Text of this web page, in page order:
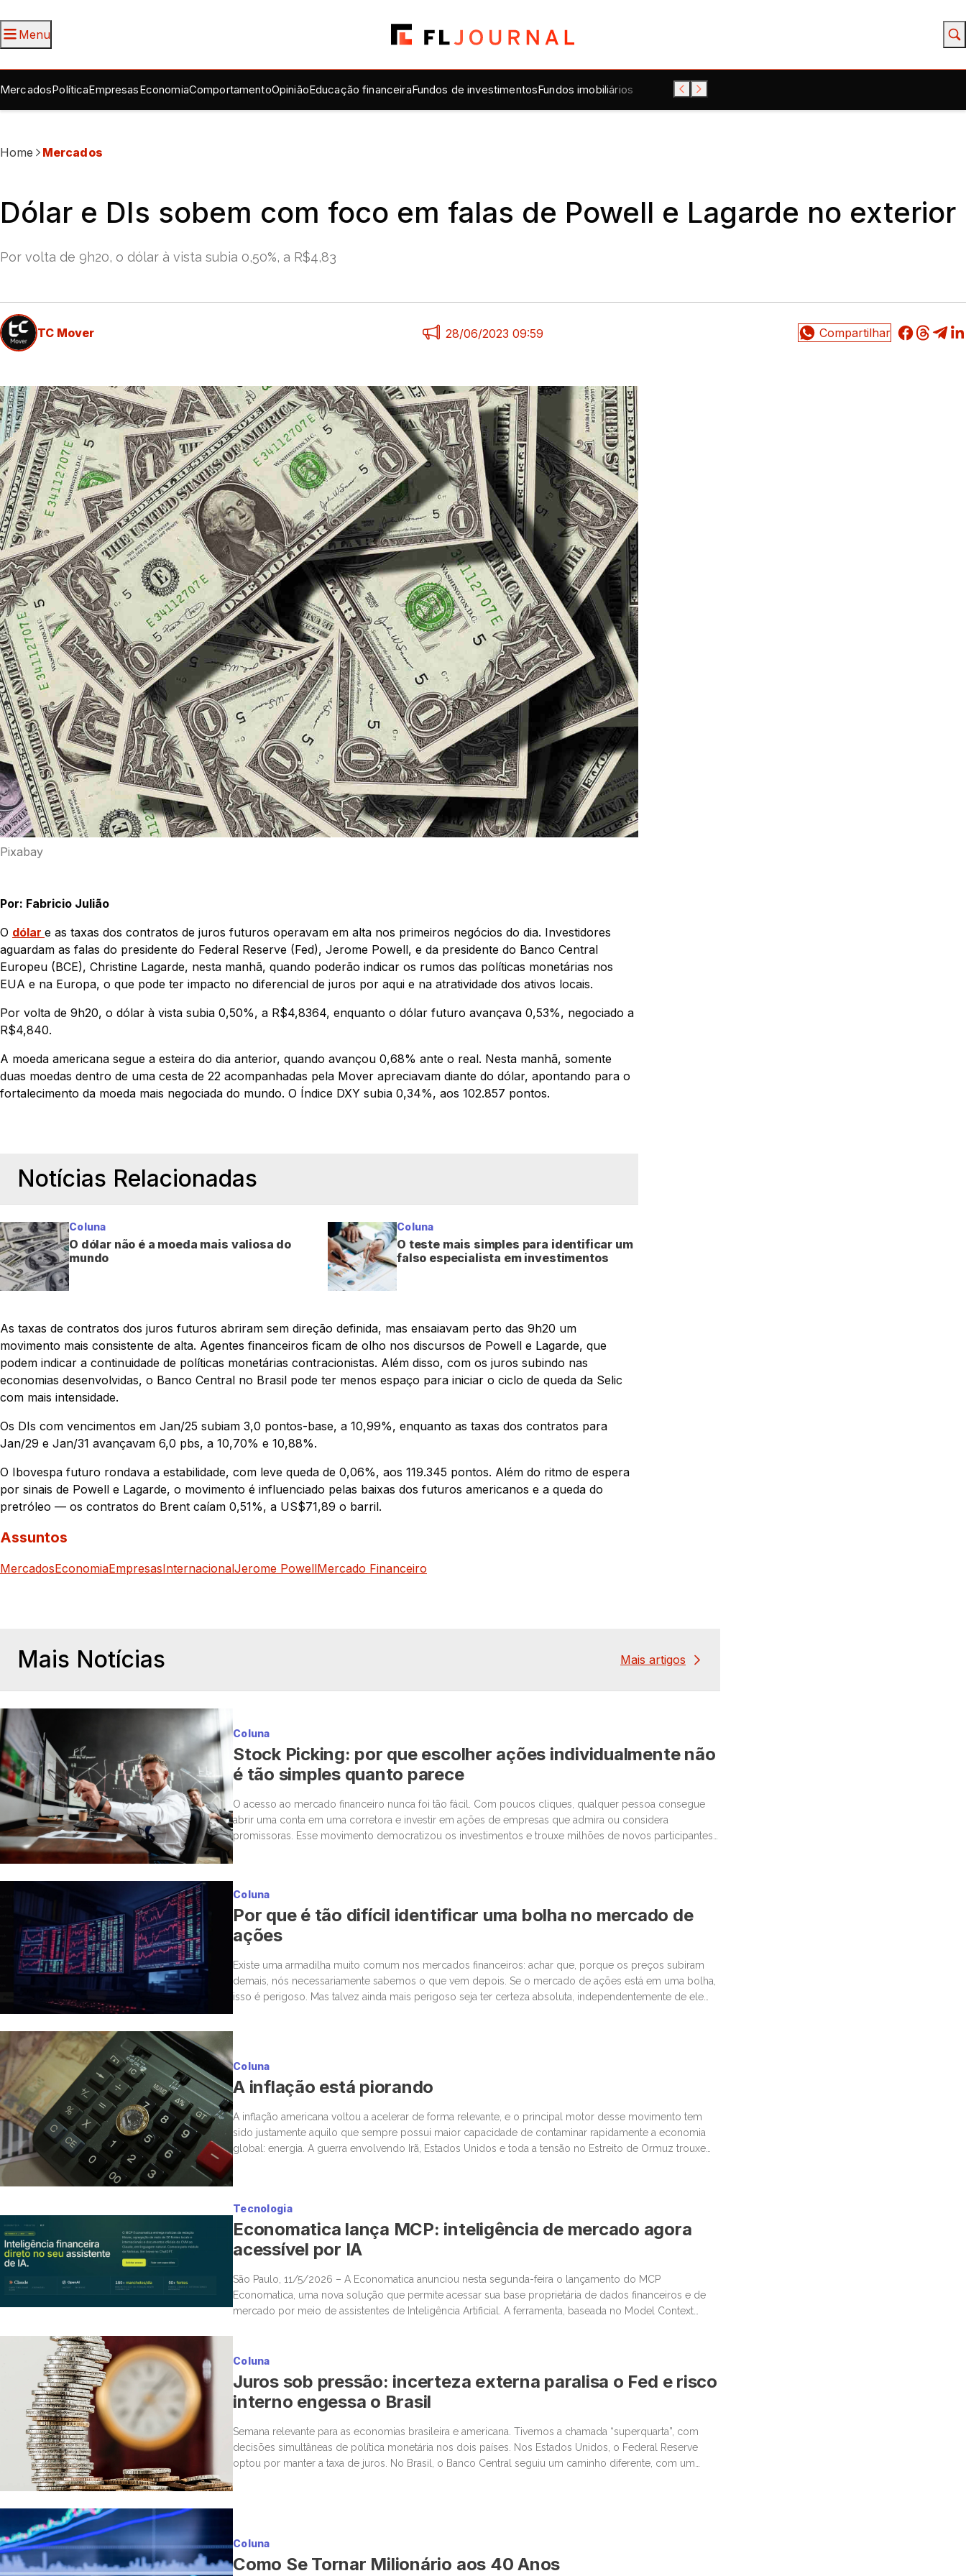
Menu
MercadosPolíticaEmpresasEconomiaComportamentoOpiniãoEducação financeiraFundos de investimentosFundos imobiliários
Home Mercados
Dólar e DIs sobem com foco em falas de Powell e Lagarde no exterior
Por volta de 9h20, o dólar à vista subia 0,50%, a R$4,83
TC Mover 28/06/2023 09:59
Pixabay
Por: Fabricio Julião
O dólar e as taxas dos contratos de juros futuros operavam em alta nos primeiros negócios do dia. Investidores
aguardam as falas do presidente do Federal Reserve (Fed), Jerome Powell, e da presidente do Banco Central
Europeu (BCE), Christine Lagarde, nesta manhã, quando poderão indicar os rumos das políticas monetárias nos
EUA e na Europa, o que pode ter impacto no diferencial de juros por aqui e na atratividade dos ativos locais.
Por volta de 9h20, o dólar à vista subia 0,50%, a R$4,8364, enquanto o dólar futuro avançava 0,53%, negociado a
R$4,840.
A moeda americana segue a esteira do dia anterior, quando avançou 0,68% ante o real. Nesta manhã, somente
duas moedas dentro de uma cesta de 22 acompanhadas pela Mover apreciavam diante do dólar, apontando para o
fortalecimento da moeda mais negociada do mundo. O Índice DXY subia 0,34%, aos 102.857 pontos.
Notícias Relacionadas
Coluna
O dólar não é a moeda mais valiosa do
mundo
Coluna
O teste mais simples para identificar um
falso especialista em investimentos
As taxas de contratos dos juros futuros abriram sem direção definida, mas ensaiavam perto das 9h20 um
movimento mais consistente de alta. Agentes financeiros ficam de olho nos discursos de Powell e Lagarde, que
podem indicar a continuidade de políticas monetárias contracionistas. Além disso, com os juros subindo nas
economias desenvolvidas, o Banco Central no Brasil pode ter menos espaço para iniciar o ciclo de queda da Selic
com mais intensidade.
Os DIs com vencimentos em Jan/25 subiam 3,0 pontos-base, a 10,99%, enquanto as taxas dos contratos para
Jan/29 e Jan/31 avançavam 6,0 pbs, a 10,70% e 10,88%.
O Ibovespa futuro rondava a estabilidade, com leve queda de 0,06%, aos 119.345 pontos. Além do ritmo de espera
por sinais de Powell e Lagarde, o movimento é influenciado pelas baixas dos futuros americanos e a queda do
pretróleo — os contratos do Brent caíam 0,51%, a US$71,89 o barril.
Assuntos
MercadosEconomiaEmpresasInternacionalJerome PowellMercado Financeiro
Mais Notícias Mais artigos
Coluna
Stock Picking: por que escolher ações individualmente não
é tão simples quanto parece
O acesso ao mercado financeiro nunca foi tão fácil. Com poucos cliques, qualquer pessoa consegue
abrir uma conta em uma corretora e investir em ações de empresas que admira ou considera
promissoras. Esse movimento democratizou os investimentos e trouxe milhões de novos participantes
Coluna
Por que é tão difícil identificar uma bolha no mercado de
ações
Existe uma armadilha muito comum nos mercados financeiros: achar que, porque os preços subiram
demais, nós necessariamente sabemos o que vem depois. Se o mercado de ações está em uma bolha,
isso é perigoso. Mas talvez ainda mais perigoso seja ter certeza absoluta, independentemente de ele
Coluna
A inflação está piorando
A inflação americana voltou a acelerar de forma relevante, e o principal motor desse movimento tem
sido justamente aquilo que sempre possui maior capacidade de contaminar rapidamente a economia
global: energia. A guerra envolvendo Irã, Estados Unidos e toda a tensão no Estreito de Ormuz trouxe
Tecnologia
Economatica lança MCP: inteligência de mercado agora
acessível por IA
São Paulo, 11/5/2026 – A Economatica anunciou nesta segunda-feira o lançamento do MCP
Economatica, uma nova solução que permite acessar sua base proprietária de dados financeiros e de
mercado por meio de assistentes de Inteligência Artificial. A ferramenta, baseada no Model Context
Coluna
Juros sob pressão: incerteza externa paralisa o Fed e risco
interno engessa o Brasil
Semana relevante para as economias brasileira e americana. Tivemos a chamada “superquarta”, com
decisões simultâneas de política monetária nos dois países. Nos Estados Unidos, o Federal Reserve
optou por manter a taxa de juros. No Brasil, o Banco Central seguiu um caminho diferente, com um
Coluna
Como Se Tornar Milionário aos 40 Anos